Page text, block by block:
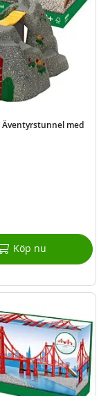
Äventyrstunnel med
Köp nu